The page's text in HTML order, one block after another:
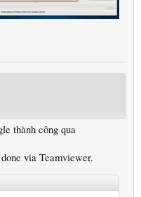
thành công qua
via Teamviewer.